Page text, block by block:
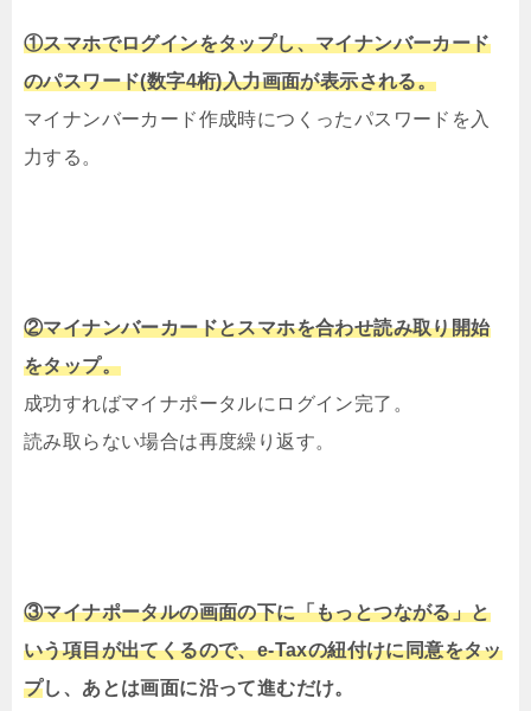
①スマホでログインをタップし、マイナンバーカード
のパスワード(数字4桁)入力画面が表示される。
マイナンバーカード作成時につくったパスワードを入
力する。
②マイナンバーカードとスマホを合わせ読み取り開始
をタップ。
成功すればマイナポータルにログイン完了。
読み取らない場合は再度繰り返す。
③マイナポータルの画面の下に「もっとつながる」と
いう項目が出てくるので、e-Taxの紐付けに同意をタッ
プし、あとは画面に沿って進むだけ。